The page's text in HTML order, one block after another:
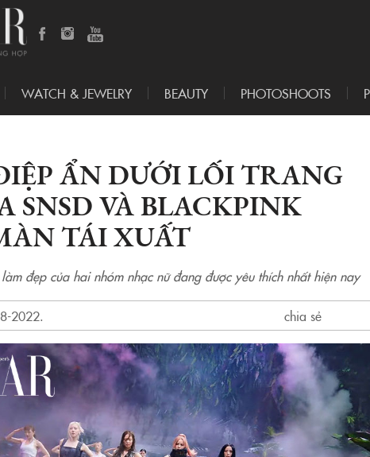
WATCH & JEWELRY BEAUTY PHOTOSHOOTS
ẨN DƯỚI LỐI TRANG
SNSD VÀ BLACKPINK
TÁI XUẤT
đẹp của hai nhóm nhạc nữ đang được yêu thích nhất hiện nay
2022.
chia sẻ